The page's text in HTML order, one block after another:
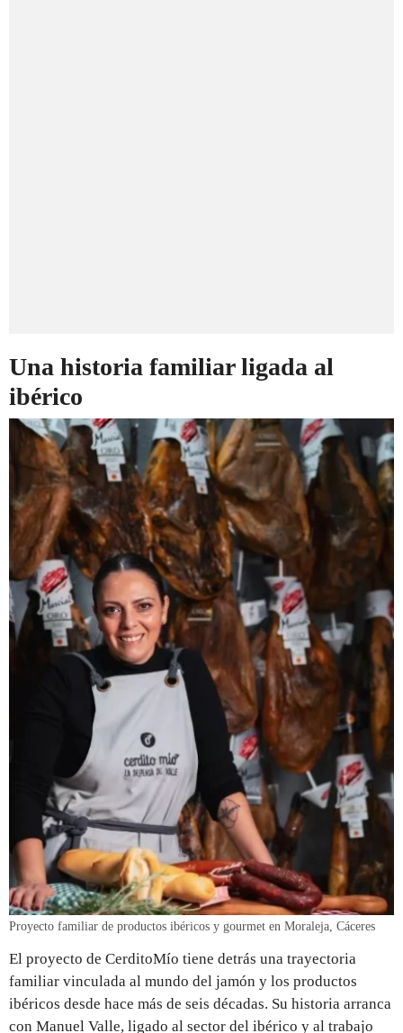
Una historia familiar ligada al
ibérico
Proyecto familiar de productos ibéricos y gourmet en Moraleja, Cáceres
El proyecto de CerditoMío tiene detrás una trayectoria
familiar vinculada al mundo del jamón y los productos
ibéricos desde hace más de seis décadas. Su historia arranca
con Manuel Valle, ligado al sector del ibérico y al trabajo